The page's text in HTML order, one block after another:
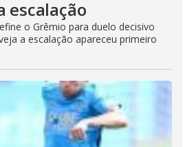
escalação
o Grêmio para duelo decisivo
a escalação apareceu primeiro